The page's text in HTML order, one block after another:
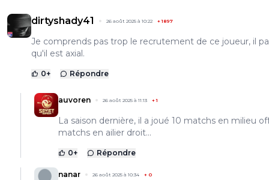
dirtyshady41 26 août 2025 à 10:22 +1897
Je comprends pas trop le recrutement de ce joueur, il
qu'il est axial.
0+ Répondre
auvoren 26 août 2025 à 11:13 +1
La saison dernière, il a joué 10 matchs en milieu
matchs en ailier droit...
0+ Répondre
nanar 26 août 2025 à 10:34 + 0